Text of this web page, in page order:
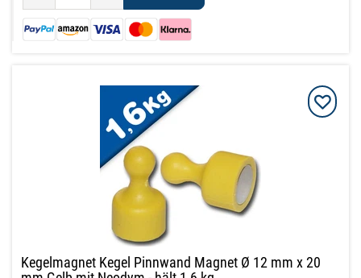
Kegelmagnet Kegel Pinnwand Magnet Ø 12 mm x 20